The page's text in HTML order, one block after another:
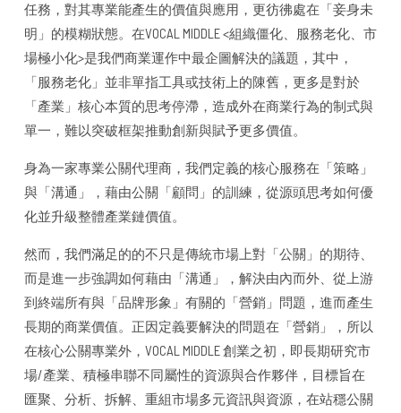
任務，對其專業能產生的價值與應用，更彷彿處在「妾身未
明」的模糊狀態。在VOCAL MIDDLE <組織僵化、服務老化、市
場極小化>是我們商業運作中最企圖解決的議題，其中，
「服務老化」並非單指工具或技術上的陳舊，更多是對於
「產業」核心本質的思考停滯，造成外在商業行為的制式與
單一，難以突破框架推動創新與賦予更多價值。
身為一家專業公關代理商，我們定義的核心服務在「策略」
與「溝通」，藉由公關「顧問」的訓練，從源頭思考如何優
化並升級整體產業鏈價值。
然而，我們滿足的的不只是傳統市場上對「公關」的期待、
而是進一步強調如何藉由「溝通」，解決由內而外、從上游
到終端所有與「品牌形象」有關的「營銷」問題，進而產生
長期的商業價值。正因定義要解決的問題在「營銷」，所以
在核心公關專業外，VOCAL MIDDLE 創業之初，即長期研究市
場/產業、積極串聯不同屬性的資源與合作夥伴，目標旨在
匯聚、分析、拆解、重組市場多元資訊與資源，在站穩公關